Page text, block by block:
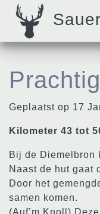
Geplaatst op 17
Kilometer 43 tot
Bij de Diemelbron
Naast de hut gaat
Door het
samen komen.
(Auf’m Knoll)